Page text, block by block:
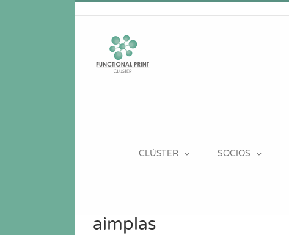
CLÚSTER SOCIOS
aimplas